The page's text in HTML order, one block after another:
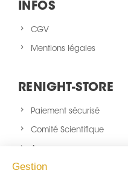
Gestion
INFOS
CGV
Mentions légales
RENIGHT-STORE
Paiement sécurisé
Comité Scientifique
Nouveaux produits